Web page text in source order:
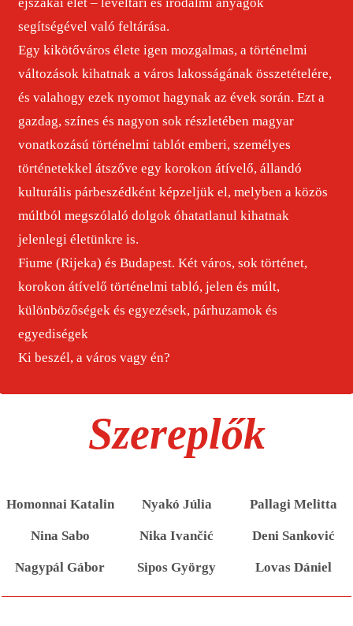
éjszakai élet – levéltári és irodalmi anyagok
segítségével való feltárása.
Egy kikötőváros élete igen mozgalmas, a történelmi
változások kihatnak a város lakosságának összetételére,
és valahogy ezek nyomot hagynak az évek során. Ezt a
gazdag, színes és nagyon sok részletében magyar
vonatkozású történelmi tablót emberi, személyes
történetekkel átszőve egy korokon átívelő, állandó
kulturális párbeszédként képzeljük el, melyben a közös
múltból megszólaló dolgok óhatatlanul kihatnak
jelenlegi életünkre is.
Fiume (Rijeka) és Budapest. Két város, sok történet,
korokon átívelő történelmi tabló, jelen és múlt,
különbözőségek és egyezések, párhuzamok és
egyediségek
Ki beszél, a város vagy én?
Szereplők
Homonnai Katalin Nyakó Júlia Pallagi Melitta
Nina Sabo Nika Ivančić Deni Sanković
Nagypál Gábor Sipos György Lovas Dániel